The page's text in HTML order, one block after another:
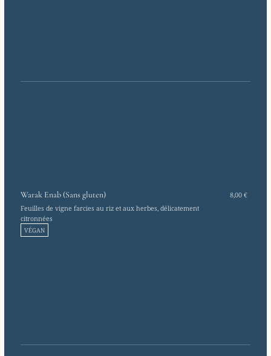
Warak Enab (Sans gluten)
Feuilles de vigne farcies au riz et aux herbes, délicatement
citronnées
VÉGAN
8,00 €